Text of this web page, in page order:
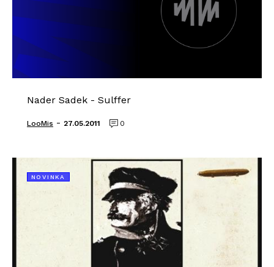
Nader Sadek - Sulffer
LooMis - 27.05.2011 0
NOVINKA